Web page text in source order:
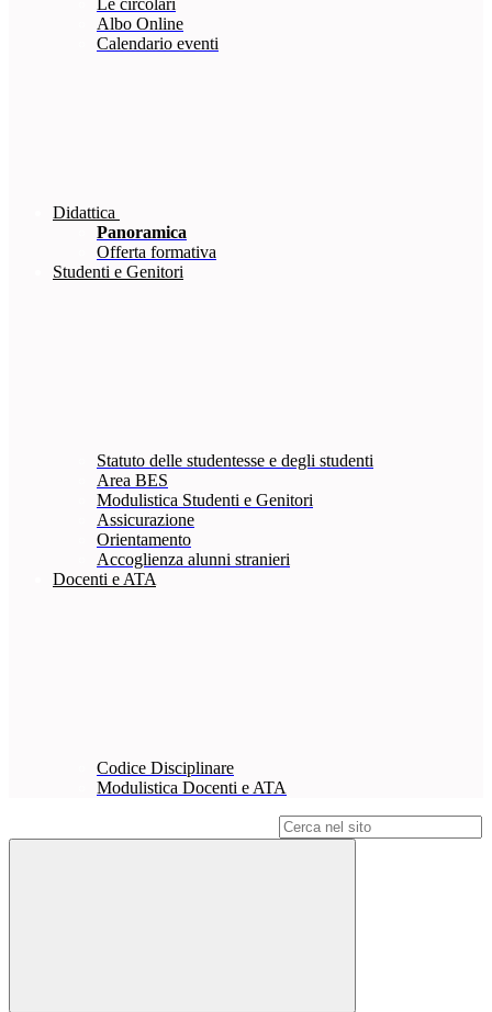
Le circolari
Albo Online
Calendario eventi
Didattica
Panoramica
Offerta formativa
Studenti e Genitori
Statuto delle studentesse e degli studenti
Area BES
Modulistica Studenti e Genitori
Assicurazione
Orientamento
Accoglienza alunni stranieri
Docenti e ATA
Codice Disciplinare
Modulistica Docenti e ATA